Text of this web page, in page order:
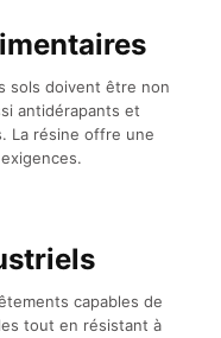
sols doivent être non
antidérapants et
La résine offre une
capables de
tout en résistant à